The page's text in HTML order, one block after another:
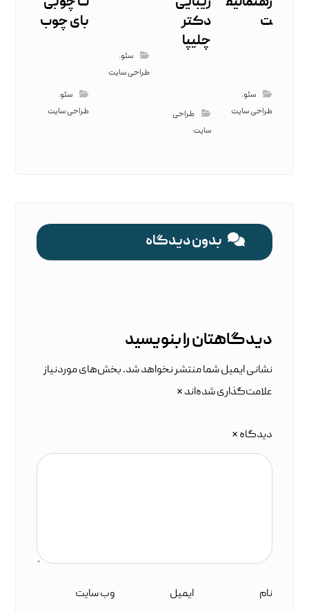
ت
سئو,
طراحی سایت
دکتر
چلیپا
طراحی
سایت
سئو,
طراحی سایت
بای چوب
سئو,
طراحی سایت
بدون دیدگاه
دیدگاهتان را بنویسید
نشانی ایمیل شما منتشر نخواهد شد.بخش‌های موردنیاز
علامت‌گذاری شده‌اند*
دیدگاه*
نام ایمیل وب‌ سایت